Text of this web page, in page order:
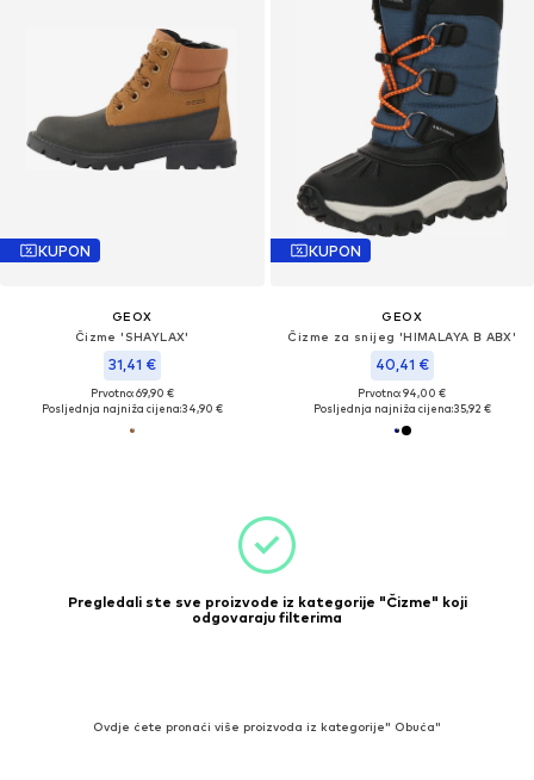
KUPON
GEOX
Čizme 'SHAYLAX'
31,41 €
Prvotno: 69,90 €
Posljednja najniža cijena:34,90 €
KUPON
GEOX
Čizme za snijeg 'HIMALAYA B ABX'
40,41 €
Prvotno: 94,00 €
Posljednja najniža cijena:35,92 €
Pregledali ste sve proizvode iz kategorije "Čizme" koji
odgovaraju filterima
Ovdje ćete pronaći više proizvoda iz kategorije" Obuća"